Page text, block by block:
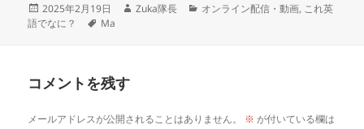
投
稿
2025年2月19日
作
Zuka隊長
カ
オンライン配信・動画, これ英
語でなに？
タ
Ma
コメントを残す
メールアドレスが公開されることはありません。 ※ が付いている欄は